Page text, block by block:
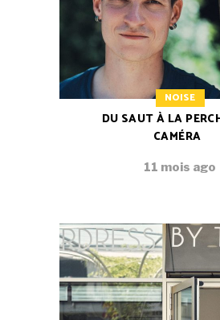
NOISE
DU SAUT À LA
CAMÉRA
11 mois ago